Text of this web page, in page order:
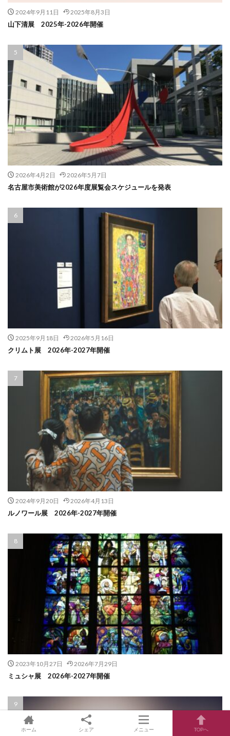
2024年9月11日 2025年8月3日
山下清展 2025年-2026年開催
2026年4月2日 2026年5月7日
名古屋市美術館が2026年度展覧会スケジュールを発表
2025年9月18日 2026年5月16日
クリムト展 2026年-2027年開催
2024年9月20日 2026年4月13日
ルノワール展 2026年-2027年開催
2023年10月27日 2026年7月29日
ミュシャ展 2026年-2027年開催
ホーム シェア メニュー TOPへ